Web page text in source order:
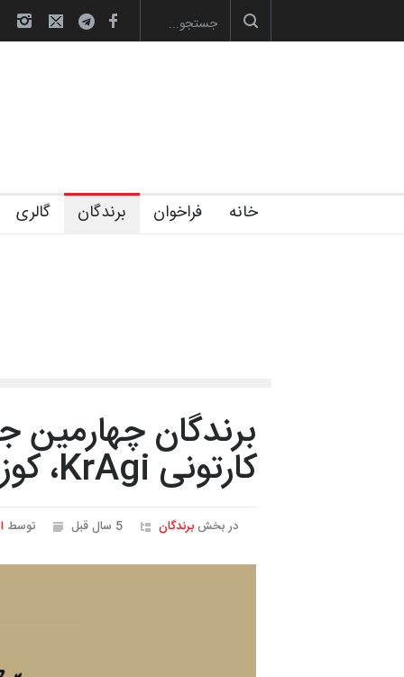
رویداد آغاز دوره‌های تخصصی فصل تابستان 1405 خانه کا…
خانه فراخوان برندگان گالری
برندگان چهارمین
کارتونی KrAgi، کوزوو، 2021
در بخشبرندگان 5 سال قبل توسط